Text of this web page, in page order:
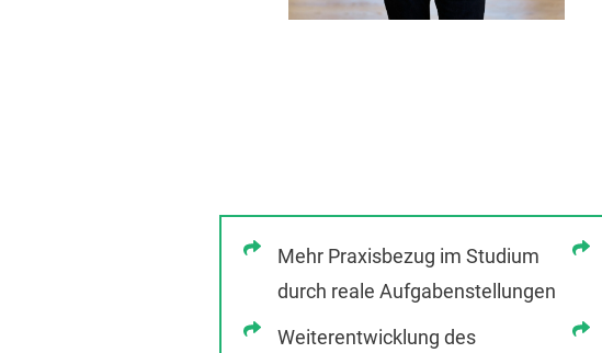
Mehr Praxisbezug im Studium
durch reale Aufgabenstellungen
Weiterentwicklung des